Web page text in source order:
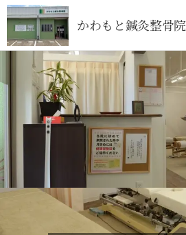
かわもと鍼灸整骨院